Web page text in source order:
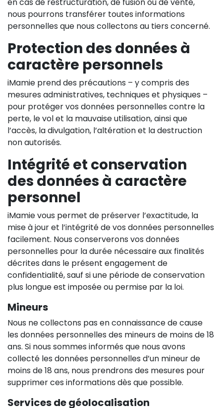
nous pourrons transférer toutes informations
personnelles que nous collectons au tiers concerné.
Protection des données à
caractère personnels
iMamie prend des précautions – y compris des
mesures administratives, techniques et physiques –
pour protéger vos données personnelles contre la
perte, le vol et la mauvaise utilisation, ainsi que
l’accès, la divulgation, l’altération et la destruction
non autorisés.
Intégrité et conservation
des données à caractère
personnel
iMamie vous permet de préserver l’exactitude, la
mise à jour et l’intégrité de vos données personnelles
facilement. Nous conserverons vos données
personnelles pour la durée nécessaire aux finalités
décrites dans le présent engagement de
confidentialité, sauf si une période de conservation
plus longue est imposée ou permise par la loi.
Mineurs
Nous ne collectons pas en connaissance de cause
les données personnelles des mineurs de moins de 18
ans. Si nous sommes informés que nous avons
collecté les données personnelles d’un mineur de
moins de 18 ans, nous prendrons des mesures pour
supprimer ces informations dès que possible.
Services de géolocalisation